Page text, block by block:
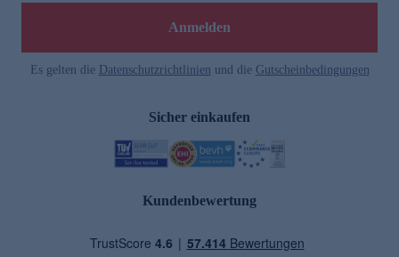
Anmelden
Es gelten die Datenschutzrichtlinien und die Gutscheinbedingungen
Sicher einkaufen
Kundenbewertung